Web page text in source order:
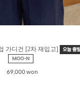
가디건 [2차 재입고]
69,000 won